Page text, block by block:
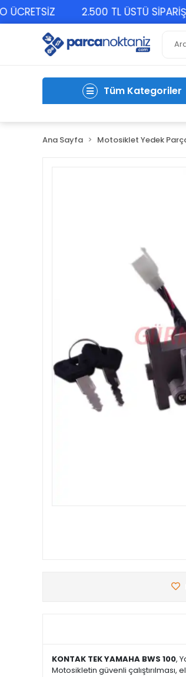
2.500 TL ÜSTÜ
Tüm Kategoriler
Ana Sayfa Motosiklet Yedek
KONTAK TEK YAMAHA BWS 100,
Motosikletin güvenli